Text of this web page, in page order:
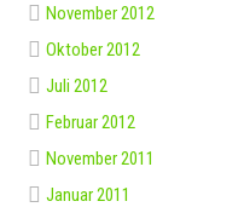
November 2012
Oktober 2012
Juli 2012
Februar 2012
November 2011
Januar 2011